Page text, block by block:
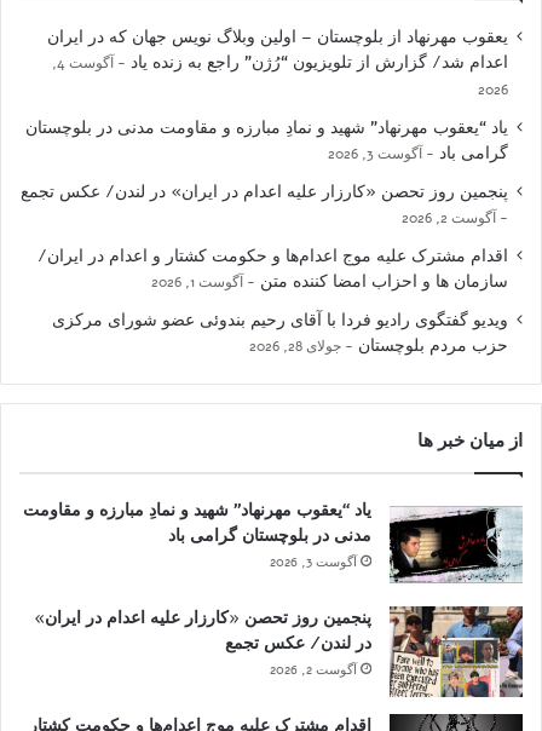
یعقوب مهرنهاد از بلوچستان – اولین وبلاگ نویس جهان که در ایران
اعدام شد/ گزارش از تلویزیون “رُژن” راجع به زنده یاد
آگوست 4,
2026
یاد “یعقوب مهرنهاد” شهید و نمادِ مبارزه و مقاومت مدنی در بلوچستان
گرامی باد
آگوست 3, 2026
پنجمین روز تحصن «کارزار علیه اعدام در ایران» در لندن/ عکس تجمع
آگوست 2, 2026
اقدام مشترک علیه موج اعدام‌ها و حکومت کشتار و اعدام در ایران/
سازمان ها و احزاب امضا کننده متن
آگوست 1, 2026
ویدیو گفتگوی رادیو فردا با آقای رحیم بندوئی عضو شورای مرکزی
حزب مردم بلوچستان
جولای 28, 2026
از میان خبر ها
یاد “یعقوب مهرنهاد” شهید و نمادِ مبارزه و مقاومت
مدنی در بلوچستان گرامی باد
آگوست 3, 2026
پنجمین روز تحصن «کارزار علیه اعدام در ایران»
در لندن/ عکس تجمع
آگوست 2, 2026
اقدام مشترک علیه موج اعدام‌ها و حکومت کشتار